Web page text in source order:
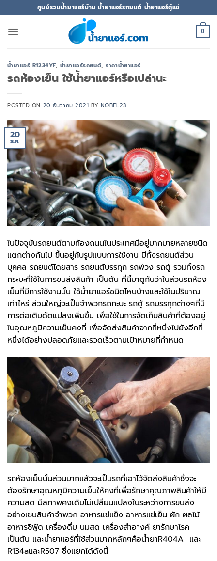
ไป
ยัง
ศูนย์รวมน้ำยาแอร์บ้าน น้ำยาแอร์รถยนต์ น้ำยาแอร์ตู้แช่
0
น้ำยาแอร์ R1234YF, น้ำยาแอร์รถยนต์,ราคาน้ำยาแอร์
รถห้องเย็น ใช้น้ำยาแอร์หรือเปล่านะ
POSTED ON 20 ธันวาคม 2021 BY NOBEL23
20
ธ.ค.
ในปัจจุบันรถยนต์ตามท้องถนนในประเทศมีอยู่มากมายหลายชนิด
แตกต่างกันไป ขึ้นอยู่กับรูปแบบการใช้งาน มีทั้งรถยนต์ส่วน
บุคคล รถยนต์โดยสาร รถยนต์บรรทุก รถพ่วง รถตู้ รวมทั้งรถ
กระบะที่ใช้ในการขนส่งสินค้า เป็นต้น ที่นี้มาดูกันว่าในส่วนรถห้อง
เย็นที่มีการใช้งานนั้น ใช้น้ำยาแอร์ชนิดไหนบ้างและใช้ในปริมาณ
เท่าไหร่ ส่วนใหญ่จะเป็นจำพวกรถกะบะ รถตู้ รถบรรทุกต่างๆที่มี
การต่อเติมดัดแปลงเพิ่มขึ้น เพื่อใช้ในการจัดเก็บสินค้าที่ต้องอยู่
ในอุณหภูมิความเย็นคงที่ เพื่อจัดส่งสินค้าจากที่หนึ่งไปยังอีกที่
หนึ่งได้อย่างปลอดภัยและรวดเร็วตามเป้าหมายที่กำหนด
รถห้องเย็นนั้นส่วนมากแล้วจะเป็นรถที่เอาไว้จัดส่งสินค้าซึ่งจะ
ต้องรักษาอุณหภูมิความเย็นให้คงที่เพื่อรักษาคุณภาพสินค้าให้มี
ความสด มีสภาพคงเดิมไม่เปลี่ยนแปลงในระหว่างการขนส่ง
อย่างเช่นสินค้าจำพวก อาหารแช่แข็ง อาหารแช่เย็น ผัก ผลไม้
อาหารซีฟู้ด เครื่องดื่ม นมสด เครื่องสำอางค์ ยารักษาโรค
เป็นต้น และน้ำยาแอร์ที่ใช้ส่วนมากหลักๆคือน้ำยาR404A และ
R134aและR507 ซึ่งแยกได้ดังนี้